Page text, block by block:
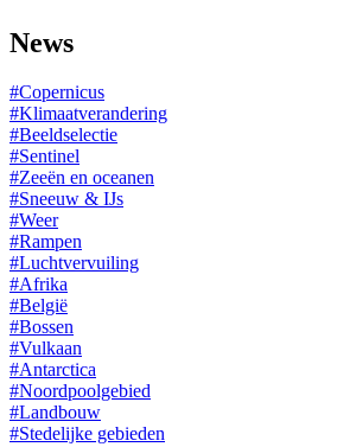
News
#Copernicus
#Klimaatverandering
#Beeldselectie
#Sentinel
#Zeeën en oceanen
#Sneeuw & IJs
#Weer
#Rampen
#Luchtvervuiling
#Afrika
#België
#Bossen
#Vulkaan
#Antarctica
#Noordpoolgebied
#Landbouw
#Stedelijke gebieden